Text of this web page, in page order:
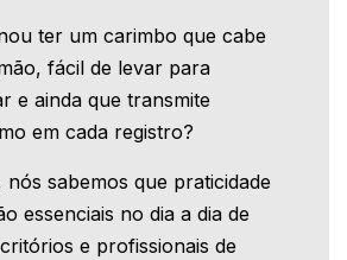
ter um carimbo que cabe
fácil de levar para
e ainda que transmite
em cada registro?
nós sabemos que praticidade
essenciais no dia a dia de
e profissionais de